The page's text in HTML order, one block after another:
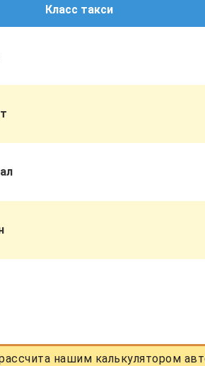
Класс такси
нашим калькулятором